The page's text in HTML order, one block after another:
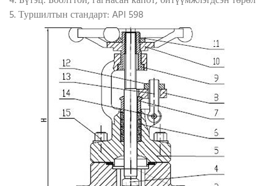
5. Туршилтын стандарт: API 598